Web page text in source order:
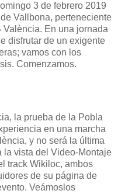
3 de febrero 2019
Vallbona, perteneciente
En una jornada
disfrutar de un exigente
vamos con los
Comenzamos.
la prueba de la Pobla
en una marcha
y no será la última
la vista del Video-Montaje
track Wikiloc, ambos
de su página de
Veámoslos